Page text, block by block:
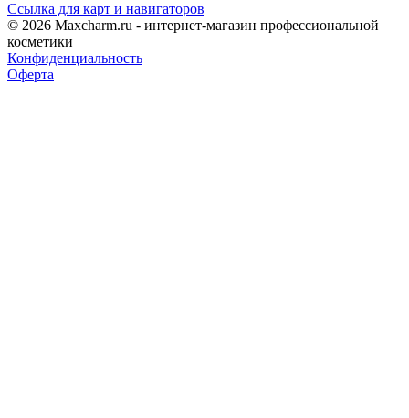
Ссылка для карт и навигаторов
© 2026 Maxcharm.ru - интернет-магазин профессиональной
косметики
Конфиденциальность
Оферта